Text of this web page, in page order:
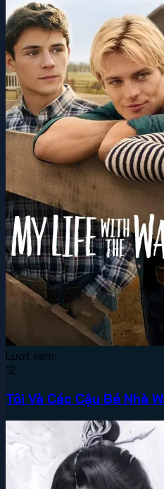
Lượt xem:
12
Tôi Và Các Cậu Bé Nhà